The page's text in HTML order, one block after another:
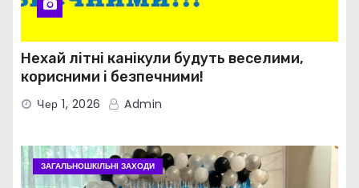
Нехай літні канікули будуть веселими,
корисними і безпечними!
Чер 1, 2026 Admin
ЗАГАЛЬНОШКІЛЬНІ ЗАХОДИ